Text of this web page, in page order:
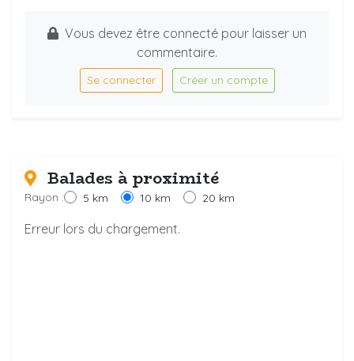
Vous devez être connecté pour laisser un
commentaire.
Se connecter Créer un compte
Balades à proximité
Rayon : 5 km 10 km 20 km
Erreur lors du chargement.